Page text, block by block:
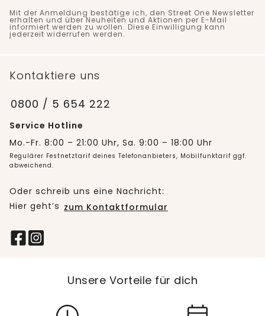
Mit der Anmeldung bestätige ich, den Street One Newsletter
erhalten und über Neuheiten und Aktionen per E-Mail
informiert werden zu wollen. Diese Einwilligung kann
jederzeit widerrufen werden.
Kontaktiere uns
0800 / 5 654 222
Service Hotline
Mo.-Fr. 8:00 – 21:00 Uhr, Sa. 9:00 – 18:00 Uhr
Regulärer Festnetztarif deines Telefonanbieters, Mobilfunktarif ggf.
abweichend.
Oder schreib uns eine Nachricht:
Hier geht’s zum Kontaktformular
Unsere Vorteile für dich